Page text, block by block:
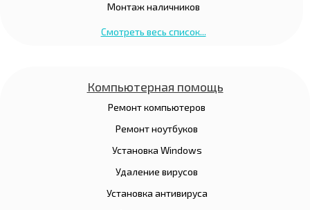
Монтаж наличников
Смотреть весь список...
Компьютерная помощь
Ремонт компьютеров
Ремонт ноутбуков
Установка Windows
Удаление вирусов
Установка антивируса